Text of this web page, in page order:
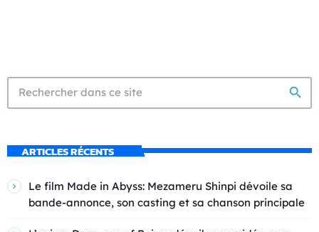
search
ARTICLES RÉCENTS
Le film Made in Abyss: Mezameru Shinpi dévoile sa
bande-annonce, son casting et sa chanson principale